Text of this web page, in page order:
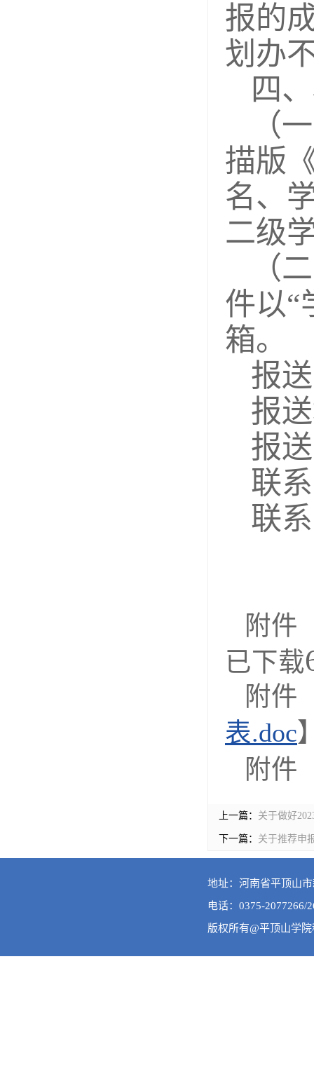
报的
划办
四
（
描版
名、
二级
（
件以“
箱。
报
报
报
联
联
附件
已下载
附件
表.doc
附件
上一篇： 关于做好
下一篇： 关于推荐申
地址：河南省平顶山
电话：0375-2077266/
版权所有@平顶山学